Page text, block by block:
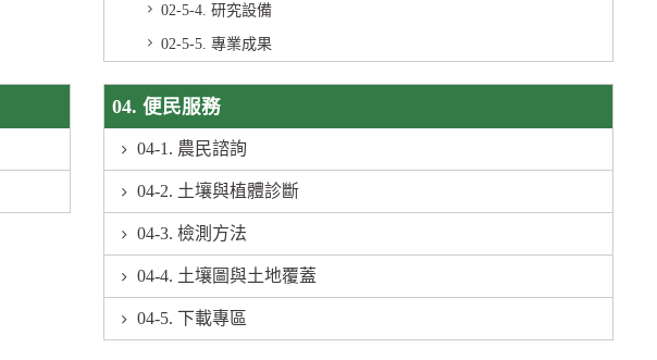
02-5-4. 研究設備
02-5-5. 專業成果
04. 便民服務
04-1. 農民諮詢
04-2. 土壤與植體診斷
04-3. 檢測方法
04-4. 土壤圖與土地覆蓋
04-5. 下載專區